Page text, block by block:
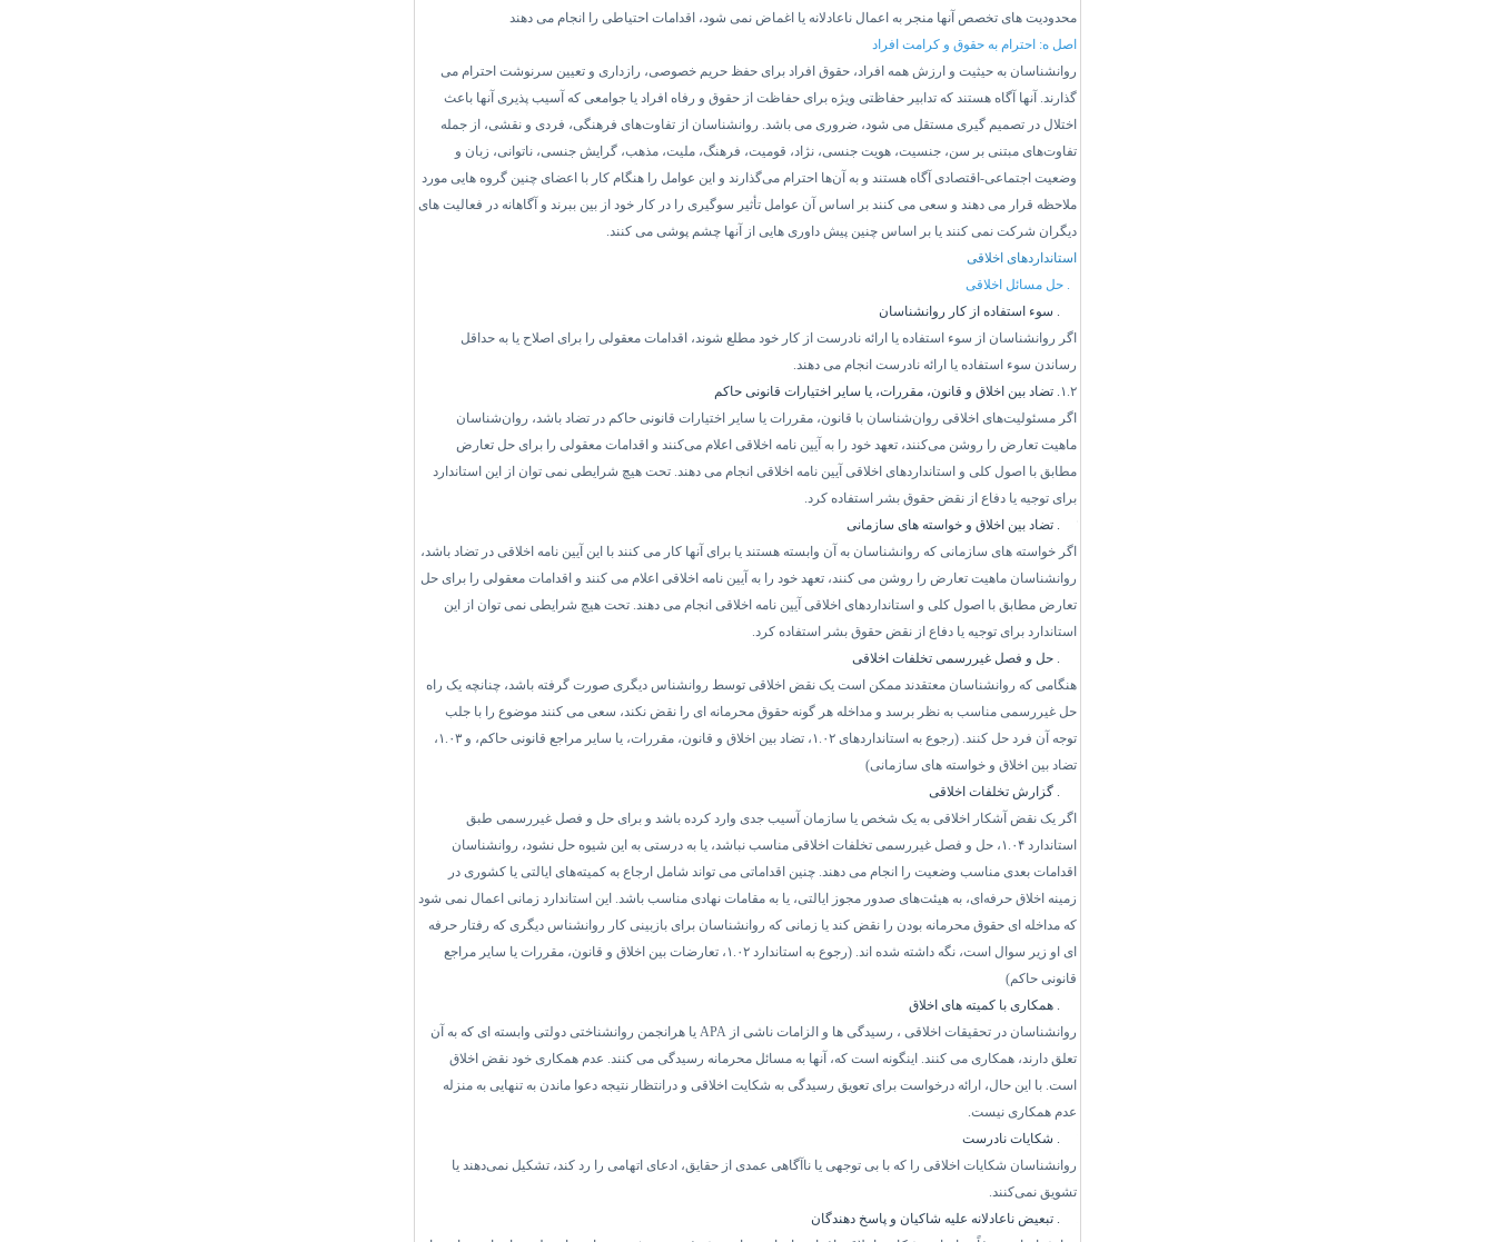
محدودیت های تخصص آنها منجر به اعمال ناعادلانه یا اغماض نمی شود، اقدامات احتیاطی را انجام می دهند
اصل ه: احترام به حقوق و کرامت افراد
روانشناسان به حیثیت و ارزش همه افراد، حقوق افراد برای حفظ حریم خصوصی، رازداری و تعیین سرنوشت احترام می
گذارند. آنها آگاه هستند که تدابیر حفاظتی ویژه برای حفاظت از حقوق و رفاه افراد یا جوامعی که آسیب پذیری آنها باعث
اختلال در تصمیم گیری مستقل می شود، ضروری می باشد. روانشناسان از تفاوت‌های فرهنگی، فردی و نقشی، از جمله
تفاوت‌های مبتنی بر سن، جنسیت، هویت جنسی، نژاد، قومیت، فرهنگ، ملیت، مذهب، گرایش جنسی، ناتوانی، زبان و
وضعیت اجتماعی-اقتصادی آگاه هستند و به آن‌ها احترام می‌گذارند و این عوامل را هنگام کار با اعضای چنین گروه هایی مورد
ملاحظه قرار می دهند و سعی می کنند بر اساس آن عوامل تأثیر سوگیری را در کار خود از بین ببرند و آگاهانه در فعالیت های
دیگران شرکت نمی کنند یا بر اساس چنین پیش داوری هایی از آنها چشم پوشی می کنند.
استانداردهای اخلاقی
حل مسائل اخلاقی
سوء استفاده از کار روانشناسان
اگر روانشناسان از سوء استفاده یا ارائه نادرست از کار خود مطلع شوند، اقدامات معقولی را برای اصلاح یا به حداقل
رساندن سوء استفاده یا ارائه نادرست انجام می دهند.
۱.۲. تضاد بین اخلاق و قانون، مقررات، یا سایر اختیارات قانونی حاکم
اگر مسئولیت‌های اخلاقی روان‌شناسان با قانون، مقررات یا سایر اختیارات قانونی حاکم در تضاد باشد، روان‌شناسان
ماهیت تعارض را روشن می‌کنند، تعهد خود را به آیین نامه اخلاقی اعلام می‌کنند و اقدامات معقولی را برای حل تعارض
مطابق با اصول کلی و استانداردهای اخلاقی آیین نامه اخلاقی انجام می دهند. تحت هیچ شرایطی نمی توان از این استاندارد
برای توجیه یا دفاع از نقض حقوق بشر استفاده کرد.
تضاد بین اخلاق و خواسته های سازمانی
اگر خواسته های سازمانی که روانشناسان به آن وابسته هستند یا برای آنها کار می کنند با این آیین نامه اخلاقی در تضاد باشد،
روانشناسان ماهیت تعارض را روشن می کنند، تعهد خود را به آیین نامه اخلاقی اعلام می کنند و اقدامات معقولی را برای حل
تعارض مطابق با اصول کلی و استانداردهای اخلاقی آیین نامه اخلاقی انجام می دهند. تحت هیچ شرایطی نمی توان از این
استاندارد برای توجیه یا دفاع از نقض حقوق بشر استفاده کرد.
حل و فصل غیررسمی تخلفات اخلاقی
هنگامی که روانشناسان معتقدند ممکن است یک نقض اخلاقی توسط روانشناس دیگری صورت گرفته باشد، چنانچه یک راه
حل غیررسمی مناسب به نظر برسد و مداخله هر گونه حقوق محرمانه ای را نقض نکند، سعی می کنند موضوع را با جلب
توجه آن فرد حل کنند. (رجوع به استانداردهای ۱.۰۲، تضاد بین اخلاق و قانون، مقررات، یا سایر مراجع قانونی حاکم، و ۱.۰۳،
تضاد بین اخلاق و خواسته های سازمانی)
گزارش تخلفات اخلاقی
اگر یک نقض آشکار اخلاقی به یک شخص یا سازمان آسیب جدی وارد کرده باشد و برای حل و فصل غیررسمی طبق
استاندارد ۱.۰۴، حل و فصل غیررسمی تخلفات اخلاقی مناسب نباشد، یا به درستی به این شیوه حل نشود، روانشناسان
اقدامات بعدی مناسب وضعیت را انجام می دهند. چنین اقداماتی می تواند شامل ارجاع به کمیته‌های ایالتی یا کشوری در
زمینه اخلاق حرفه‌ای، به هیئت‌های صدور مجوز ایالتی، یا به مقامات نهادی مناسب باشد. این استاندارد زمانی اعمال نمی شود
که مداخله ای حقوق محرمانه بودن را نقض کند یا زمانی که روانشناسان برای بازبینی کار روانشناس دیگری که رفتار حرفه
ای او زیر سوال است، نگه داشته شده اند. (رجوع به استاندارد ۱.۰۲، تعارضات بین اخلاق و قانون، مقررات یا سایر مراجع
قانونی حاکم)
همکاری با کمیته های اخلاق
روانشناسان در تحقیقات اخلاقی ، رسیدگی ها و الزامات ناشی از APA یا هرانجمن روانشناختی دولتی وابسته ای که به آن
تعلق دارند، همکاری می کنند. اینگونه است که، آنها به مسائل محرمانه رسیدگی می کنند. عدم همکاری خود نقض اخلاق
است. با این حال، ارائه درخواست برای تعویق رسیدگی به شکایت اخلاقی و درانتظار نتیجه دعوا ماندن به تنهایی به منزله
عدم همکاری نیست.
شکایات نادرست
روانشناسان شکایات اخلاقی را که با بی توجهی یا ناآگاهی عمدی از حقایق، ادعای اتهامی را رد ‌کند، تشکیل نمی‌دهند یا
تشویق نمی‌کنند.
تبعیض ناعادلانه علیه شاکیان و پاسخ دهندگان